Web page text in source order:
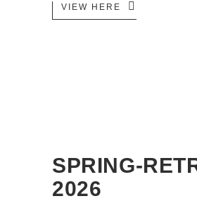
VIEW HERE
SPRING-
2026